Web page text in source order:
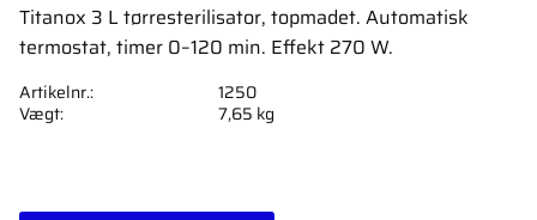
Titanox 3 L tørresterilisator, topmadet. Automatisk
termostat, timer 0–120 min. Effekt 270 W.
Artikelnr.
1250
Vægt
7,65 kg